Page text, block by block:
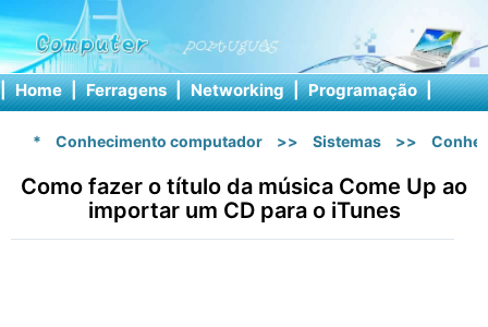
| Home | Ferragens | Networking | Programação |
* Conhecimento computador >> Sistemas >>
Como fazer o título da música Come Up ao
importar um CD para o iTunes